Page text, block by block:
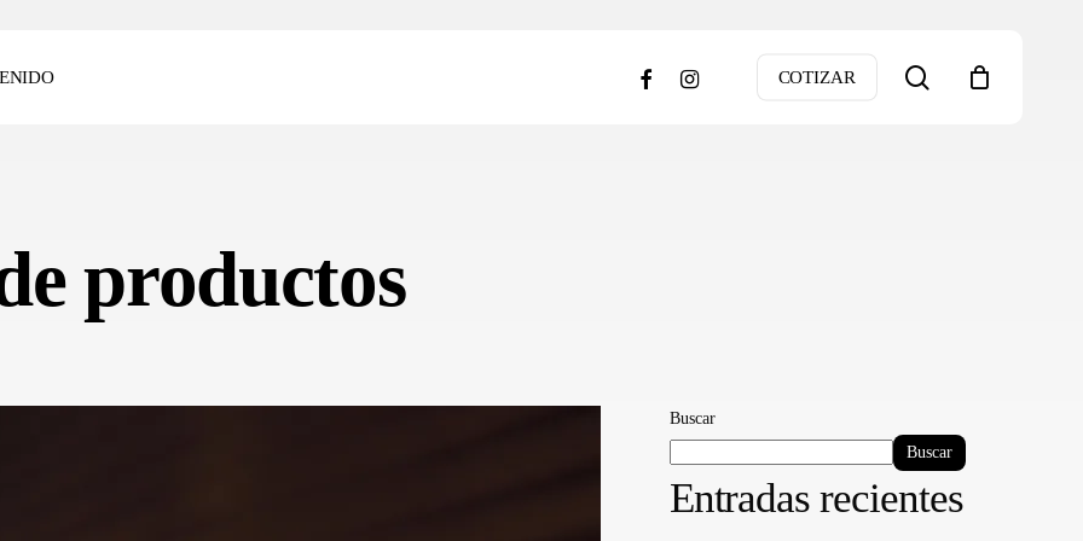
COTIZAR search
facebookinstagram
productos
Buscar
Buscar
Entradas recientes